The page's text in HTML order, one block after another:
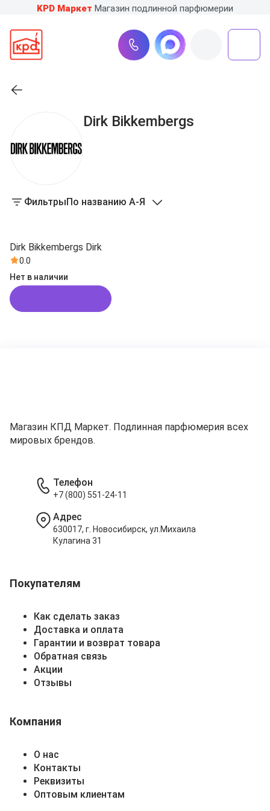
KPD Маркет Магазин подлинной парфюмерии
Dirk Bikkembergs
ФильтрыПо названию А-Я
Dirk Bikkembergs Dirk
0.0
Нет в наличии
Магазин КПД Маркет. Подлинная парфюмерия всех
мировых брендов.
Покупателям
Как сделать заказ
Доставка и оплата
Гарантии и возврат товара
Обратная связь
Акции
Отзывы
Компания
О нас
Контакты
Реквизиты
Оптовым клиентам
Телефон
+7 (800) 551-24-11
Адрес
630017, г. Новосибирск, ул.Михаила
Кулагина 31